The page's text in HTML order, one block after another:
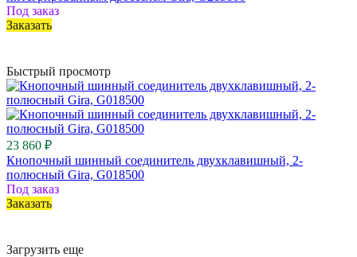
Под заказ
Заказать
Быстрый просмотр
23 860 ₽
Кнопочный шинный соединитель двухклавишный, 2-
полюсный Gira, G018500
Под заказ
Заказать
Загрузить еще